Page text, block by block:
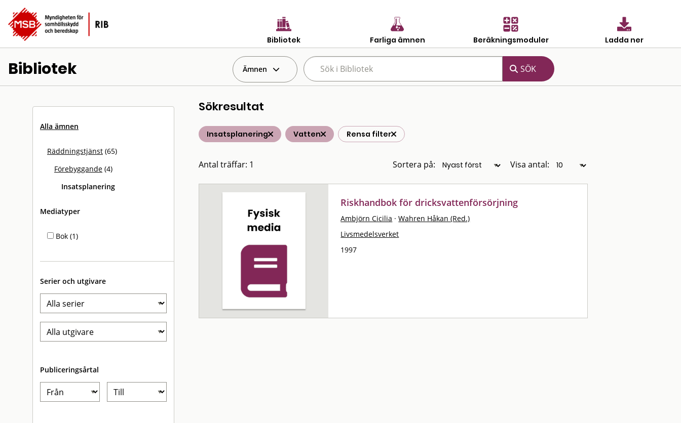
Bibliotek Farliga ämnen Beräkningsmoduler Ladda ner
Bibliotek Ämnen
Alla ämnen
Räddningstjänst (65)
Förebyggande (4)
Insatsplanering
Mediatyper
Bok (1)
Serier och utgivare
Publiceringsårtal
Sökresultat
Insatsplanering Vatten Rensa filter
Antal träffar: 1 Sortera på: Visa antal:
Riskhandbok för dricksvattenförsörjning
Ambjörn Cicilia · Wahren Håkan (Red.)
Livsmedelsverket
1997